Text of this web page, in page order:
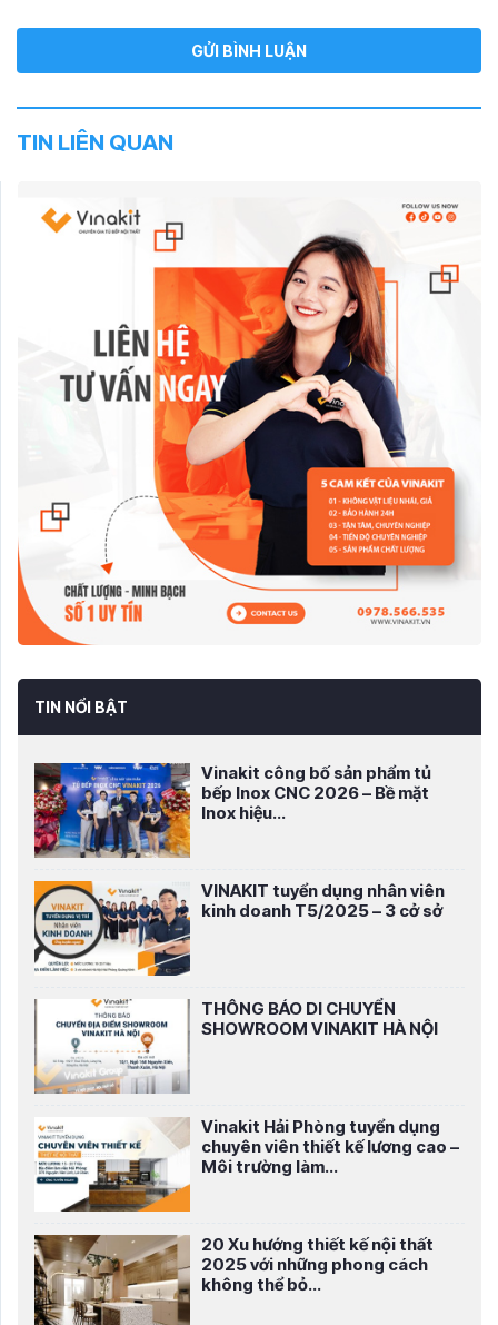
TIN LIÊN QUAN
TIN NỔI BẬT
Vinakit công bố sản phẩm tủ
bếp Inox CNC 2026 – Bề mặt
Inox hiệu...
VINAKIT tuyển dụng nhân viên
kinh doanh T5/2025 – 3 cở sở
THÔNG BÁO DI CHUYỂN
SHOWROOM VINAKIT HÀ NỘI
Vinakit Hải Phòng tuyển dụng
chuyên viên thiết kế lương cao –
Môi trường làm...
20 Xu hướng thiết kế nội thất
2025 với những phong cách
không thể bỏ...